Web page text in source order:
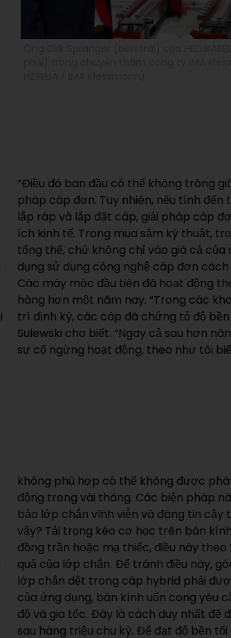
“Điều đó ban đầu có thể không trông
pháp cáp đơn. Tuy nhiên, nếu tính
lắp ráp và lắp đặt cáp, giải pháp cáp
ích kinh tế. Trong mua sắm kỹ thuật,
tổng thể, chứ không chỉ vào giá cả của
dụng sử dụng công nghệ cáp đơn
Các máy móc đầu tiên đã hoạt động
hàng hơn một năm nay. “Trong các
trì định kỳ, các cáp đã chứng tỏ độ
Sulewski cho biết. “Ngay cả sau hơn
sự cố ngừng hoạt động, theo như tôi